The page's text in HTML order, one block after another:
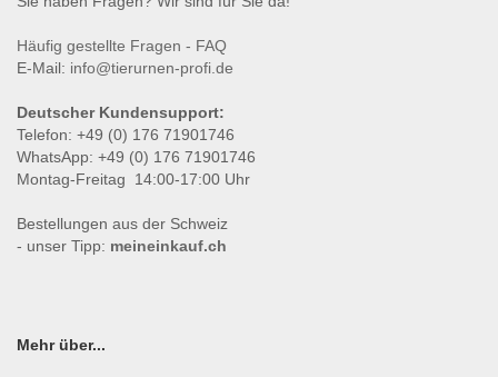
Häufig gestellte Fragen - FAQ
E-Mail: info@tierurnen-profi.de
Deutscher Kundensupport:
Telefon: +49 (0) 176 71901746
WhatsApp: +49 (0) 176 71901746
Montag-Freitag 14:00-17:00 Uhr
Bestellungen aus der Schweiz
- unser Tipp: meineinkauf.ch
Mehr über...